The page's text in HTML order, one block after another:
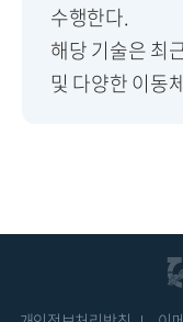
수행한다.
해당 기술은 최
및 다양한 이동